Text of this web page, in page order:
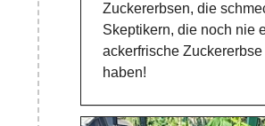
Zuckererbsen, die
Skeptikern, die noch nie
ackerfrische
haben!